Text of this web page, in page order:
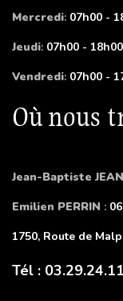
Mercredi: 07h00 -
Jeudi: 07h00 - 18h00
Vendredi: 07h00 -
Où nous
Jean-Baptiste
Emilien PERRIN :
1750, Route de
Tél :